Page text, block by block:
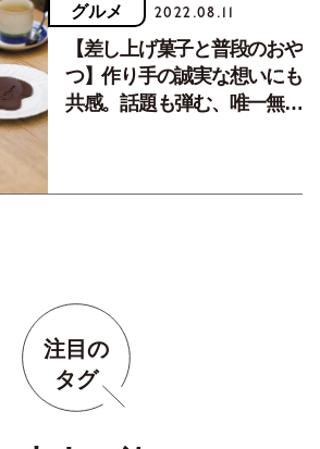
グルメ 2022.08.11
【差し上げ菓子と普段のおや
つ】作り手の誠実な想いにも
共感。話題も弾む、唯一無二
注目の
タグ